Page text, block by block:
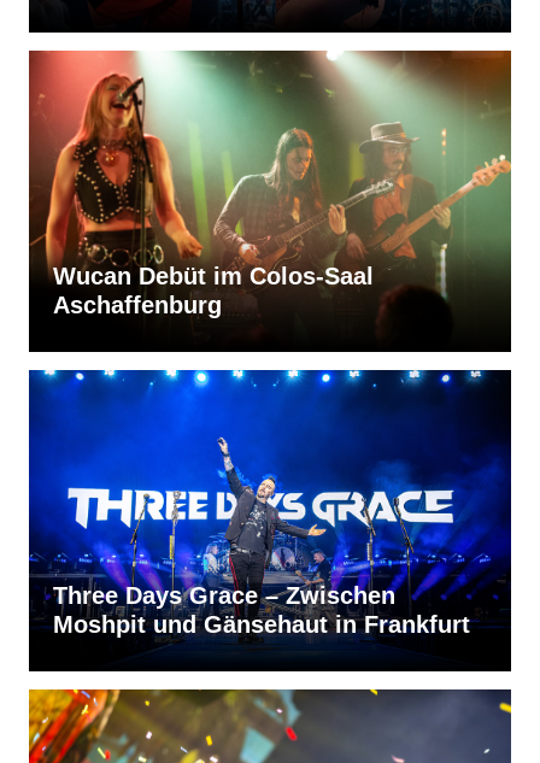
Wucan Debüt im Colos-Saal
Aschaffenburg
Three Days Grace – Zwischen
Moshpit und Gänsehaut in Frankfurt